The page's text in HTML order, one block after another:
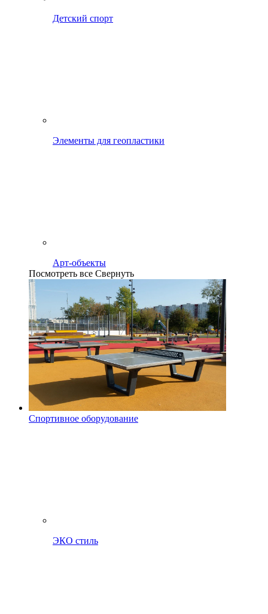
Детский спорт
Элементы для геопластики
Арт-объекты
Посмотреть все Свернуть
Спортивное оборудование
ЭКО стиль